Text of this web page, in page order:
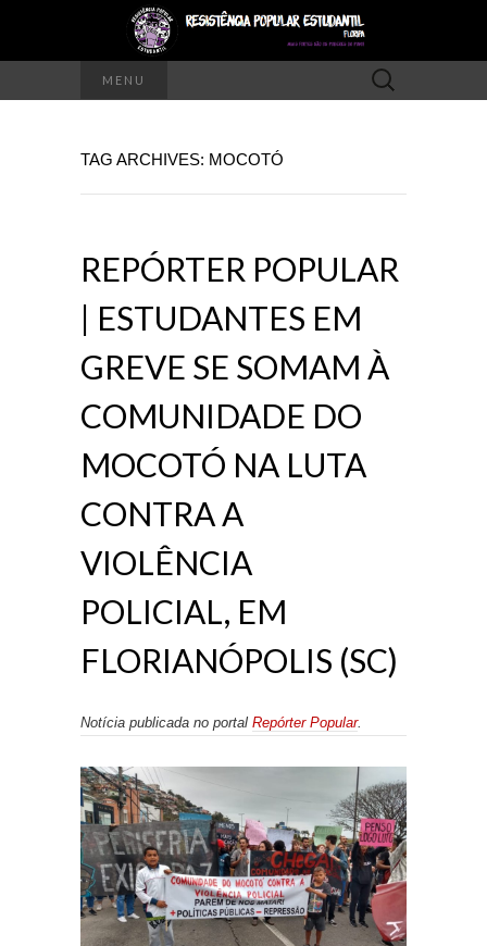
MENU
Pesquisar
por:
TAG ARCHIVES: MOCOTÓ
REPÓRTER POPULAR
| ESTUDANTES EM
GREVE SE SOMAM À
COMUNIDADE DO
MOCOTÓ NA LUTA
CONTRA A
VIOLÊNCIA
POLICIAL, EM
FLORIANÓPOLIS (SC)
Notícia publicada no portal Repórter Popular.